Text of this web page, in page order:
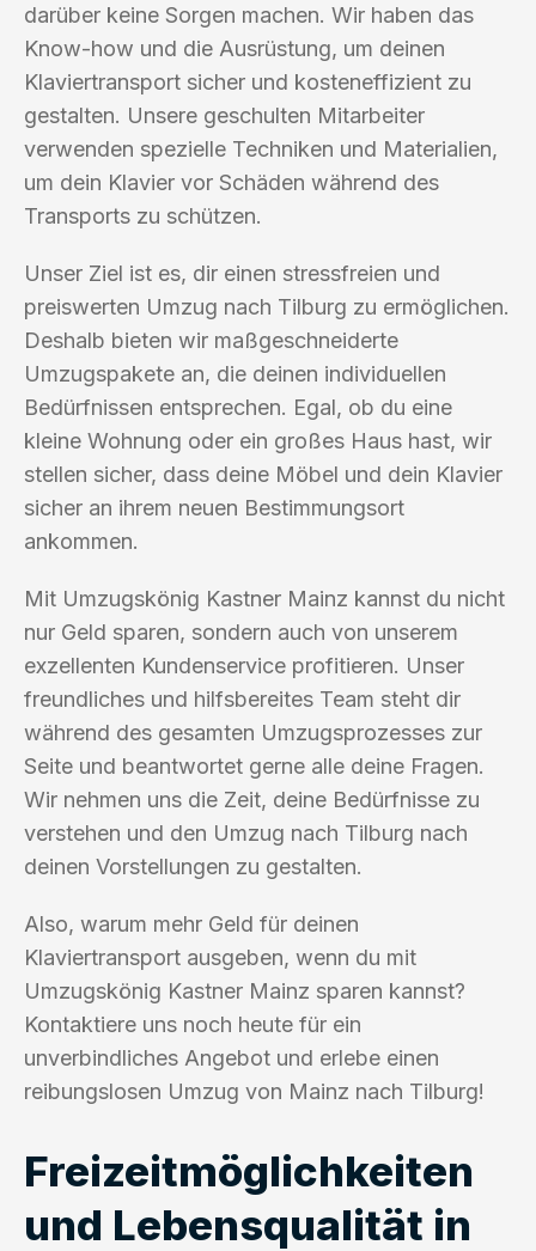
darüber keine Sorgen machen. Wir haben das
Know-how und die Ausrüstung, um deinen
Klaviertransport sicher und kosteneffizient zu
gestalten. Unsere geschulten Mitarbeiter
verwenden spezielle Techniken und Materialien,
um dein Klavier vor Schäden während des
Transports zu schützen.
Unser Ziel ist es, dir einen stressfreien und
preiswerten Umzug nach Tilburg zu ermöglichen.
Deshalb bieten wir maßgeschneiderte
Umzugspakete an, die deinen individuellen
Bedürfnissen entsprechen. Egal, ob du eine
kleine Wohnung oder ein großes Haus hast, wir
stellen sicher, dass deine Möbel und dein Klavier
sicher an ihrem neuen Bestimmungsort
ankommen.
Mit Umzugskönig Kastner Mainz kannst du nicht
nur Geld sparen, sondern auch von unserem
exzellenten Kundenservice profitieren. Unser
freundliches und hilfsbereites Team steht dir
während des gesamten Umzugsprozesses zur
Seite und beantwortet gerne alle deine Fragen.
Wir nehmen uns die Zeit, deine Bedürfnisse zu
verstehen und den Umzug nach Tilburg nach
deinen Vorstellungen zu gestalten.
Also, warum mehr Geld für deinen
Klaviertransport ausgeben, wenn du mit
Umzugskönig Kastner Mainz sparen kannst?
Kontaktiere uns noch heute für ein
unverbindliches Angebot und erlebe einen
reibungslosen Umzug von Mainz nach Tilburg!
Freizeitmöglichkeiten
und Lebensqualität in